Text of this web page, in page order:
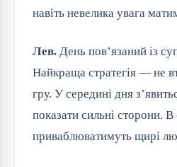
навіть невелика увага
Лев. День пов’язаний із
Найкраща стратегія — не
гру. У середині дня
показати сильні сторони.
приваблюватимуть щирі